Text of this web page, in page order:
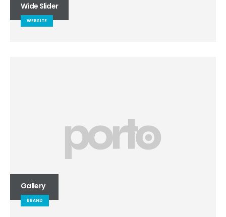
Wide Slider
WEBSITE
Gallery
BRAND